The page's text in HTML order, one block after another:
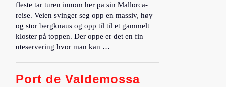
fleste tar turen innom her på sin Mallorca-
reise. Veien svinger seg opp en massiv, høy
og stor bergknaus og opp til til et gammelt
kloster på toppen. Der oppe er det en fin
uteservering hvor man kan …
Port de Valdemossa